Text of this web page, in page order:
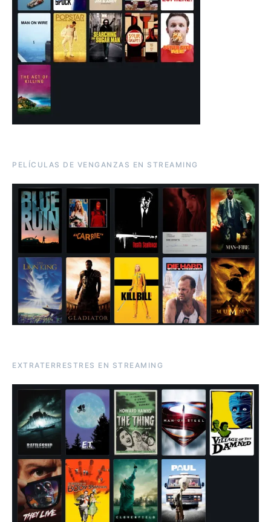
PELÍCULAS DE VENGANZAS EN STREAMING
EXTRATERRESTRES EN STREAMING